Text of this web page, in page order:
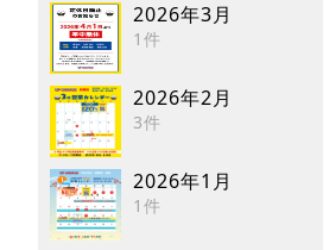
2026年3月
1件
2026年2月
3件
2026年1月
1件